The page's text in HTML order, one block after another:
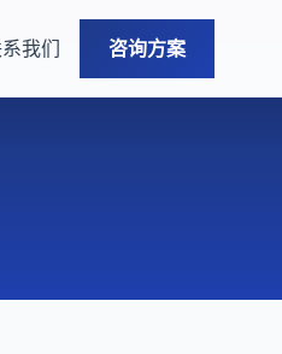
我们 咨询方案